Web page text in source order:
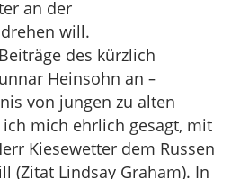
an der
will.
des kürzlich
Heinsohn an –
von jungen zu alten
mich ehrlich gesagt, mit
Kiesewetter dem Russen
(Zitat Lindsay Graham). In